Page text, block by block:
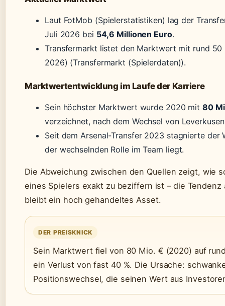
Laut FotMob (Spielerstatistiken) lag der
Juli 2026 bei 54,6 Millionen Euro.
Transfermarkt listet den Marktwert mit rund 50
2026) (Transfermarkt (Spielerdaten)).
Marktwertentwicklung im Laufe der Karriere
Sein höchster Marktwert wurde 2020 mit80
verzeichnet, nach dem Wechsel von
Seit dem Arsenal-Transfer 2023 stagnierte der
der wechselnden Rolle im Team liegt.
Die Abweichung zwischen den Quellen zeigt, wie
eines Spielers exakt zu beziffern ist – die
bleibt ein hoch gehandeltes Asset.
DER PREISKNICK
Sein Marktwert fiel von 80 Mio. € (2020) auf
ein Verlust von fast 40 %. Die Ursache:
Positionswechsel, die seinen Wert aus